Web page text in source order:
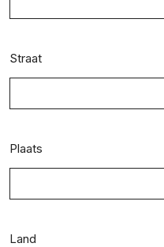
Straat
Plaats
Land